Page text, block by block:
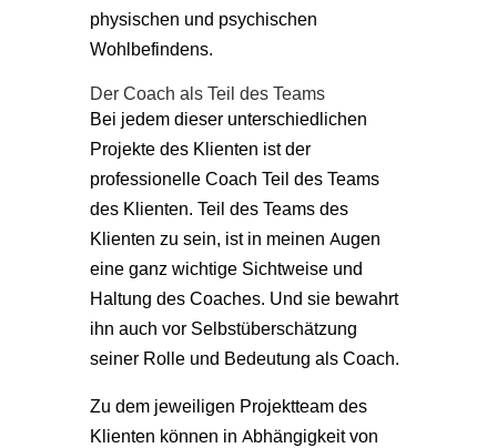
physischen und psychischen
Wohlbefindens.
Der Coach als Teil des Teams
Bei jedem dieser unterschiedlichen
Projekte des Klienten ist der
professionelle Coach Teil des Teams
des Klienten. Teil des Teams des
Klienten zu sein, ist in meinen Augen
eine ganz wichtige Sichtweise und
Haltung des Coaches. Und sie bewahrt
ihn auch vor Selbstüberschätzung
seiner Rolle und Bedeutung als Coach.
Zu dem jeweiligen Projektteam des
Klienten können in Abhängigkeit von